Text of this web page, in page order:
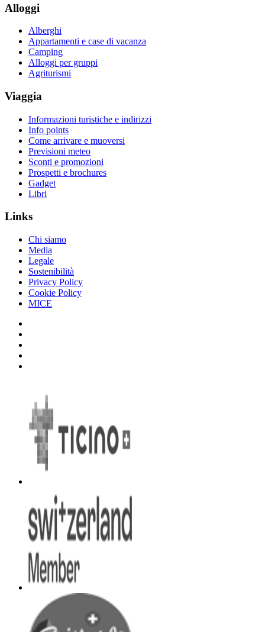
Alloggi
Alberghi
Appartamenti e case di vacanza
Camping
Alloggi per gruppi
Agriturismi
Viaggia
Informazioni turistiche e indirizzi
Info points
Come arrivare e muoversi
Previsioni meteo
Sconti e promozioni
Prospetti e brochures
Gadget
Libri
Links
Chi siamo
Media
Legale
Sostenibilità
Privacy Policy
Cookie Policy
MICE